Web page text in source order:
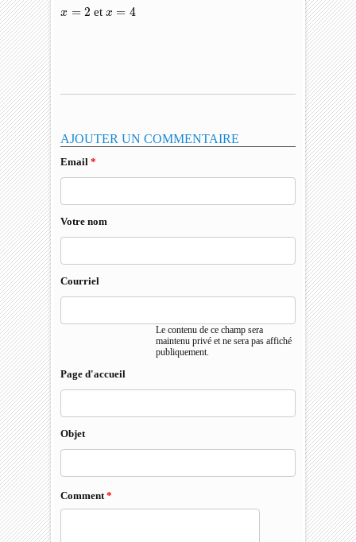
x = 2 etx = 4
AJOUTER UN COMMENTAIRE
Email*
Votre nom
Courriel
Le contenu de ce champ sera
maintenu privé et ne sera pas affiché
publiquement.
Page d'accueil
Objet
Comment*